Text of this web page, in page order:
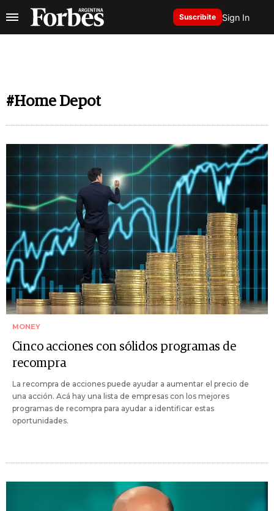
Suscribite Sign In
#Home Depot
MONEY
Cinco acciones con sólidos programas de
recompra
La recompra de acciones puede ayudar a aumentar el precio de
una acción. Acá hay una lista de empresas con los mejores
programas de recompra para ayudar a identificar estas
oportunidades.